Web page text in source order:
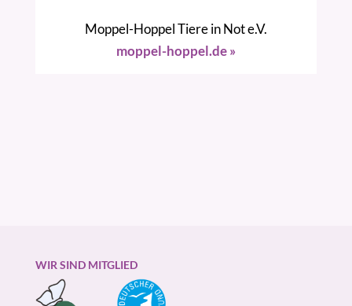
Moppel-Hoppel Tiere in Not e.V.
moppel-hoppel.de »
WIR SIND MITGLIED